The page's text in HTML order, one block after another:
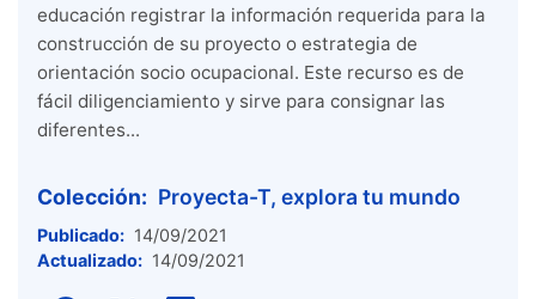
educación registrar la información requerida para la
construcción de su proyecto o estrategia de
orientación socio ocupacional. Este recurso es de
fácil diligenciamiento y sirve para consignar las
diferentes...
Colección: Proyecta-T, explora tu mundo
Publicado: 14/09/2021
Actualizado: 14/09/2021